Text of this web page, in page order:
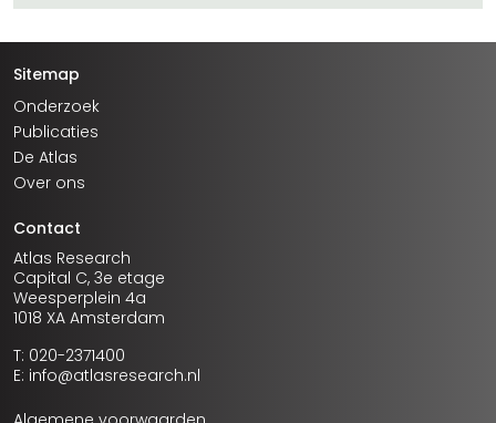
Sitemap
Onderzoek
Publicaties
De Atlas
Over ons
Contact
Atlas Research
Capital C, 3e etage
Weesperplein 4a
1018 XA Amsterdam
T: 020-2371400
E: info@atlasresearch.nl